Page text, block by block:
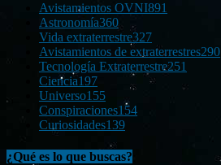
Avistamientos OVNI891
Astronomía360
Vida extraterrestre327
Avistamientos de extraterrestres290
Tecnología Extraterrestre251
Ciencia197
Universo155
Conspiraciones154
Curiosidades139
¿Qué es lo que buscas?